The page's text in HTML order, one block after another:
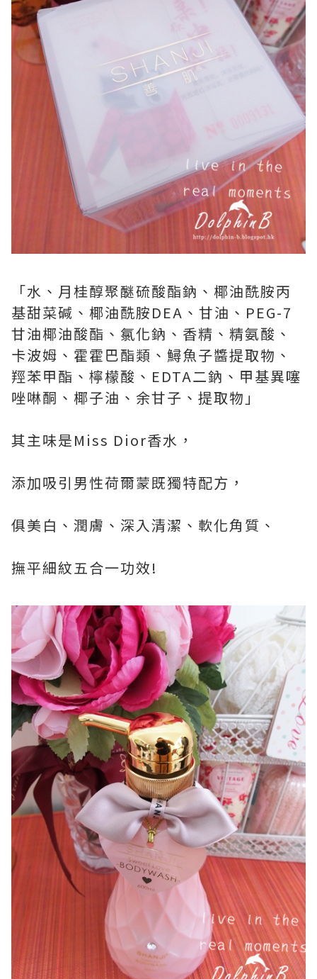
「水、月桂醇聚醚硫酸酯鈉、椰油酰胺丙
基甜菜碱、椰油酰胺DEA、甘油、PEG-7
甘油椰油酸酯、氯化鈉、香精、精氨酸、
卡波姆、霍霍巴酯類、鱘魚子醬提取物、
羥苯甲酯、檸檬酸、EDTA二鈉、甲基異噻
唑啉酮、椰子油、余甘子、提取物」
其主味是Miss Dior香水，
添加吸引男性荷爾蒙既獨特配方，
俱美白、潤膚、深入清潔、軟化角質、
撫平細紋五合一功效!